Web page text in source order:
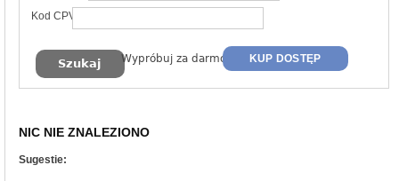
Kod CPV
Wypróbuj za darmo KUP DOSTĘP
NIC NIE ZNALEZIONO
Sugestie: